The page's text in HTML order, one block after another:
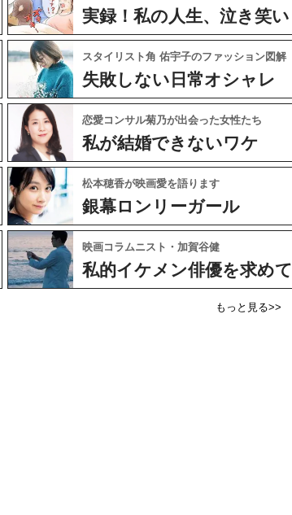
実録！私の人生、泣き笑い
スタイリスト角 佑宇子のファッション図解
失敗しない日常オシャレ
恋愛コンサル菊乃が出会った女性たち
私が結婚できないワケ
松本穂香が映画愛を語ります
銀幕ロンリーガール
映画コラムニスト・加賀谷健
私的イケメン俳優を求めて
もっと見る>>